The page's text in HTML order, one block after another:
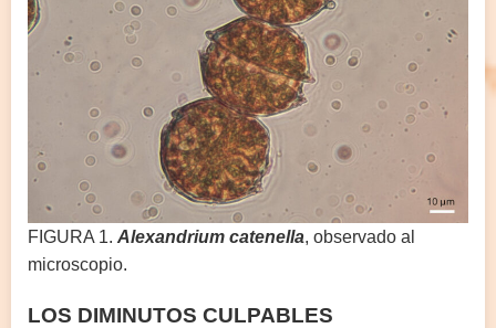
FIGURA 1. Alexandrium catenella, observado al
microscopio.
LOS DIMINUTOS CULPABLES